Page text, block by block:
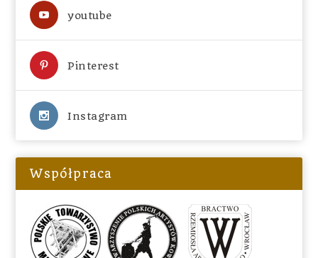
youtube
Pinterest
Instagram
Współpraca